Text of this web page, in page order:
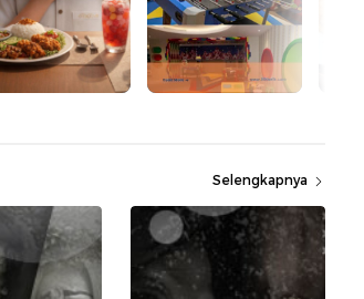
Selengkapnya